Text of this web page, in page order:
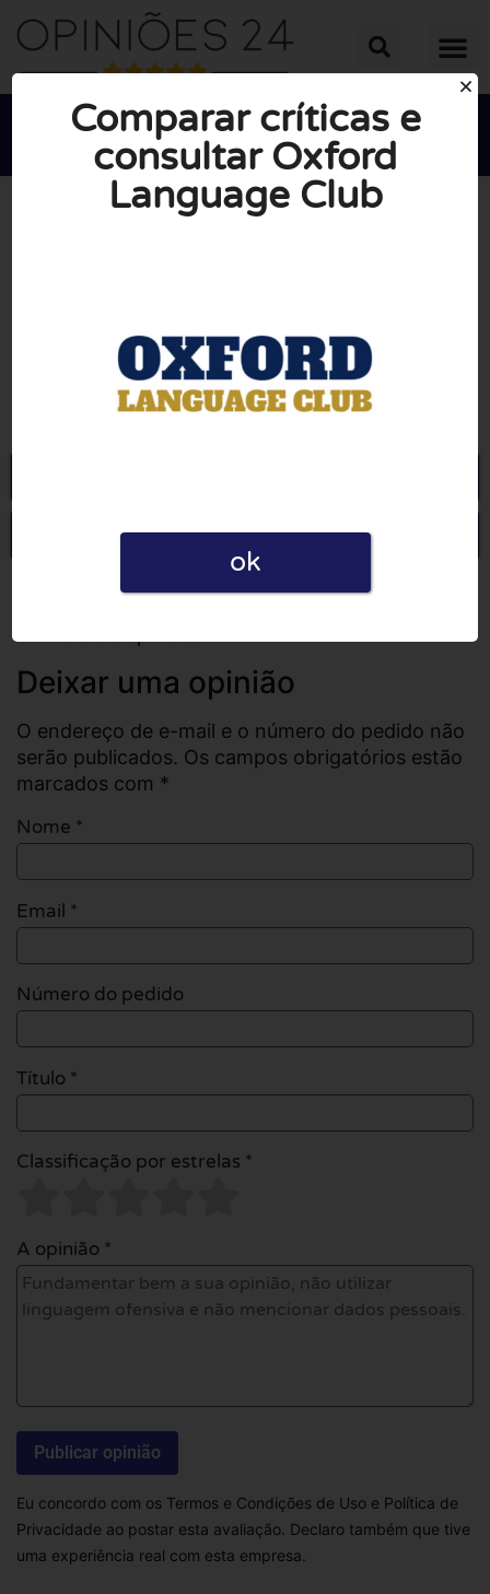
  
NOTA MÉDIA: 10/10
Escrever uma opinião
Todas as opiniões
Deixar uma opinião
O endereço de e-mail e o número do pedido não
serão publicados. Os campos obrigatórios estão
marcados com *
Nome *
Email *
Número do pedido
Título *
Classificação por estrelas *
A opinião *
Eu concordo com os Termos e Condições de Uso e Política de
Privacidade ao postar esta avaliação. Declaro também que tive
uma experiência real com esta empresa.
Comparar críticas e
consultar Oxford
Language Club
ok